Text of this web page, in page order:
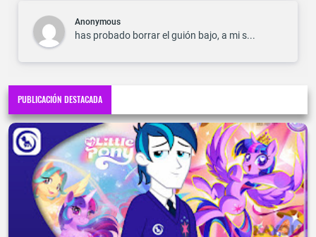
Anonymous
has probado borrar el guión bajo, a mi s...
PUBLICACIÓN DESTACADA